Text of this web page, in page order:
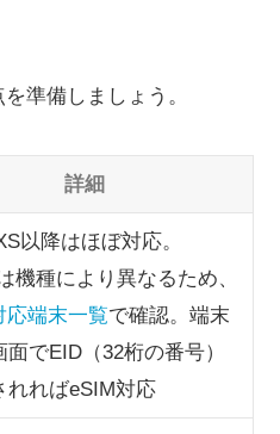
準備しましょう。
詳細
以降はほぼ対応。
機種により異なるため、
応端末一覧で確認。端末
でEID（32桁の番号）
れればeSIM対応